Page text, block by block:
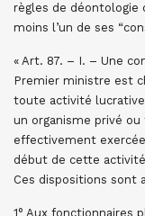
règles de déontologie
moins l’un de ses
« Art. 87. – I. – Une
Premier ministre est
toute activité
un organisme privé
effectivement
début de cette
Ces dispositions sont
1° Aux fonctionnaires